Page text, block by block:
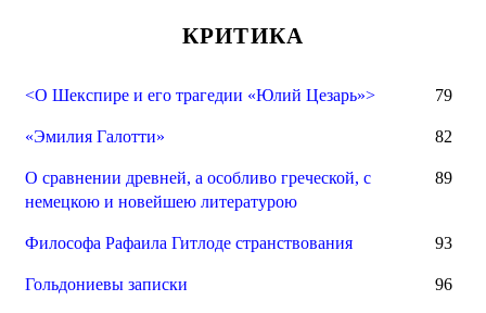
КРИТИКА
<О Шекспире и его трагедии «Юлий Цезарь»> 79
«Эмилия Галотти» 82
О сравнении древней, а особливо греческой, с
немецкою и новейшею литературою
89
Философа Рафаила Гитлоде странствования 93
Гольдониевы записки 96